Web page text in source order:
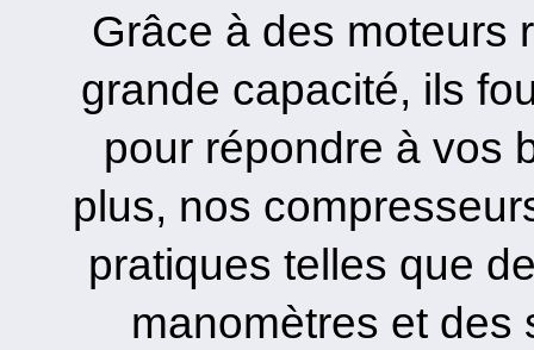
Grâce à des moteurs
grande capacité, ils
pour répondre à vos
plus, nos
pratiques telles que
manomètres et des